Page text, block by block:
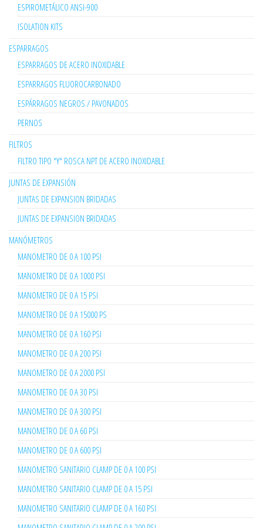
ESPIROMETÁLICO ANSI-900
ISOLATION KITS
ESPARRAGOS
ESPARRAGOS DE ACERO INOXIDABLE
ESPARRAGOS FLUOROCARBONADO
ESPÁRRAGOS NEGROS / PAVONADOS
PERNOS
FILTROS
FILTRO TIPO "Y" ROSCA NPT DE ACERO INOXIDABLE
JUNTAS DE EXPANSIÓN
JUNTAS DE EXPANSION BRIDADAS
JUNTAS DE EXPANSION BRIDADAS
MANÓMETROS
MANOMETRO DE 0 A 100 PSI
MANOMETRO DE 0 A 1000 PSI
MANOMETRO DE 0 A 15 PSI
MANOMETRO DE 0 A 15000 PS
MANOMETRO DE 0 A 160 PSI
MANOMETRO DE 0 A 200 PSI
MANOMETRO DE 0 A 2000 PSI
MANOMETRO DE 0 A 30 PSI
MANOMETRO DE 0 A 300 PSI
MANOMETRO DE 0 A 60 PSI
MANOMETRO DE 0 A 600 PSI
MANOMETRO SANITARIO CLAMP DE 0 A 100 PSI
MANOMETRO SANITARIO CLAMP DE 0 A 15 PSI
MANOMETRO SANITARIO CLAMP DE 0 A 160 PSI